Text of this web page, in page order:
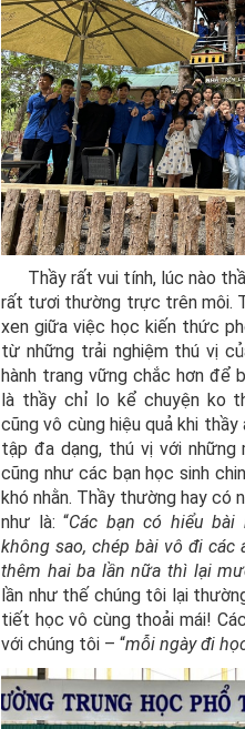
Thầy rất vui tính, lúc nào
rất tươi thường trực trên môi.
xen giữa việc học kiến thức
từ những trải nghiệm thú vị
hành trang vững chắc hơn để
là thầy chỉ lo kể chuyện ko
cũng vô cùng hiệu quả khi
tập đa dạng, thú vị với những
cũng như các bạn học sinh
khó nhằn. Thầy thường hay có
như là: “Các bạn có hiểu
không sao, chép bài vô đi các
thêm hai ba lần nữa thì lại
lần như thế chúng tôi lại
tiết học vô cùng thoải mái!
với chúng tôi – “mỗi ngày đi